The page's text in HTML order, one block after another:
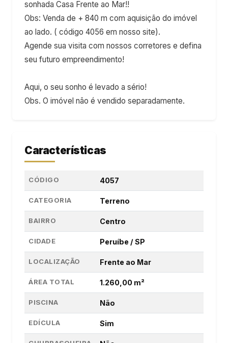
sonhada Casa Frente ao Mar!!
Obs: Venda de + 840 m com aquisição do imóvel
ao lado. ( código 4056 em nosso site).
Agende sua visita com nossos corretores e defina
seu futuro empreendimento!
Aqui, o seu sonho é levado a sério!
Obs. O imóvel não é vendido separadamente.
Características
CÓDIGO 4057
CATEGORIA Terreno
BAIRRO Centro
CIDADE Peruíbe / SP
LOCALIZAÇÃO Frente ao Mar
ÁREA TOTAL 1.260,00 m²
PISCINA Não
EDÍCULA Sim